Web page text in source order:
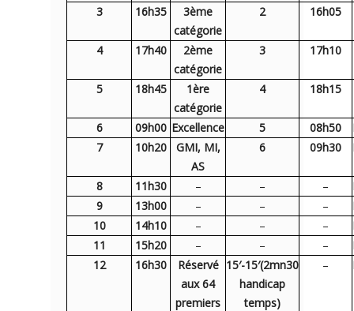
3 16h35
3ème
catégorie
2 16h05
4 17h40
2ème
catégorie
3 17h10
5 18h45
1ère
catégorie
4 18h15
6 09h00 Excellence 5 08h50
7
10h20
GMI, MI,
AS
6 09h30
8 11h30 – – –
9
13h00 – – –
10
14h10 – – –
11
15h20 – – –
12
16h30
Réservé
aux 64
premiers
15′-15′(2mn30
handicap
temps)
–